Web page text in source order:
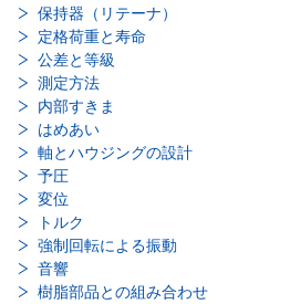
保持器（リテーナ）
定格荷重と寿命
公差と等級
測定方法
内部すきま
はめあい
軸とハウジングの設計
予圧
変位
トルク
強制回転による振動
音響
樹脂部品との組み合わせ